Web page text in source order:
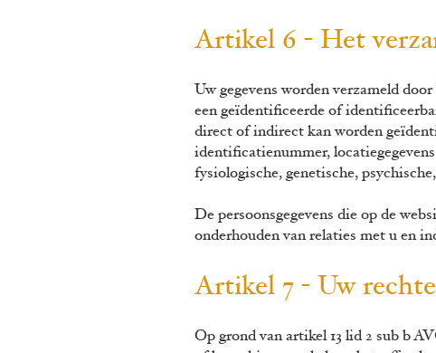
Artikel 6 - Het
Uw gegevens worden verzameld
een geïdentificeerde of
direct of indirect kan worden
identificatienummer,
fysiologische, genetische,
De persoonsgegevens die op de
onderhouden van relaties met u en
Artikel 7 - Uw
Op grond van artikel 13 lid 2 sub b